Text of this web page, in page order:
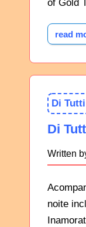
of Gold
read
Di
Di
Written
noite